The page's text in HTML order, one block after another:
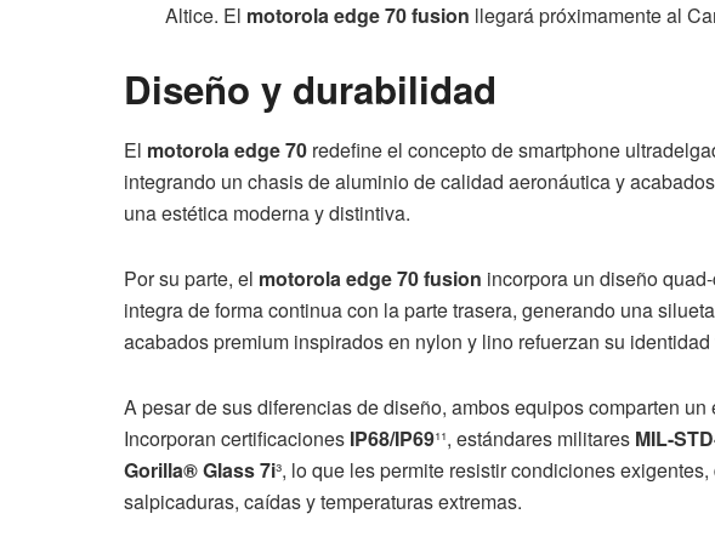
Altice. El motorola edge 70 fusion llegará próximamente al
Diseño y durabilidad
El motorola edge 70 redefine el concepto de smartphone
integrando un chasis de aluminio de calidad aeronáutica y
una estética moderna y distintiva.
Por su parte, el motorola edge 70 fusion incorpora un diseño
integra de forma continua con la parte trasera, generando una
acabados premium inspirados en nylon y lino refuerzan su
A pesar de sus diferencias de diseño, ambos equipos comparten
Incorporan certificaciones IP68/IP69¹¹, estándares militares MIL-
Gorilla® Glass 7i³, lo que les permite resistir condiciones
salpicaduras, caídas y temperaturas extremas.